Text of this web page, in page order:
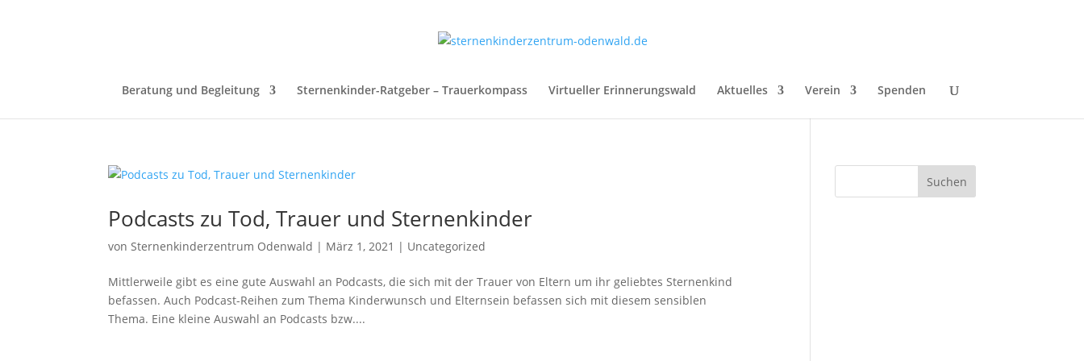
Beratung und Begleitung Sternenkinder-Ratgeber – Trauerkompass Virtueller Erinnerungswald Aktuelles Verein Spenden
Podcasts zu Tod, Trauer und Sternenkinder
vonSternenkinderzentrum Odenwald | März 1, 2021 | Uncategorized
Mittlerweile gibt es eine gute Auswahl an Podcasts, die sich mit der Trauer von Eltern um ihr geliebtes Sternenkind
befassen. Auch Podcast-Reihen zum Thema Kinderwunsch und Elternsein befassen sich mit diesem sensiblen
Thema. Eine kleine Auswahl an Podcasts bzw....